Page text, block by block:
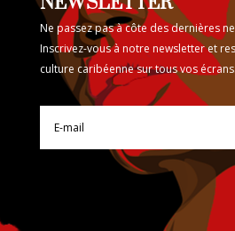
Ne passez pas à côte des dernières
Inscrivez-vous à notre newsletter et
culture caribéenne sur tous vos écrans.